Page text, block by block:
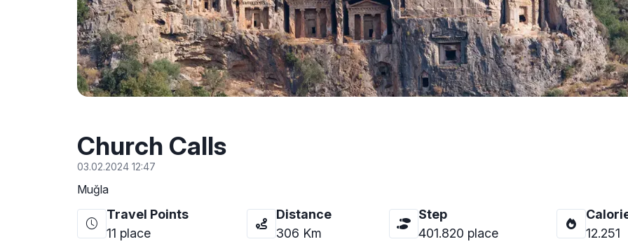
Church Calls
03.02.2024 12:47
Muğla
Travel Points
11 place
Distance
306 Km
Step
401.820 place
12.251